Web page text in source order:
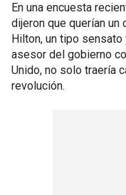
En una encuesta
dijeron que querían un
Hilton, un tipo
asesor del gobierno
Unido, no solo traería
revolución.